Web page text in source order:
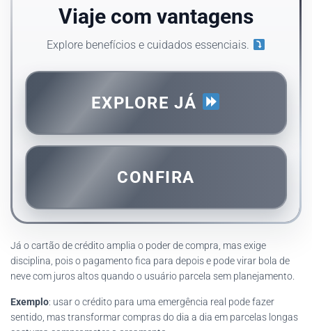
Viaje com vantagens
Explore benefícios e cuidados essenciais.
EXPLORE JÁ
CONFIRA
Já o cartão de crédito amplia o poder de compra, mas exige
disciplina, pois o pagamento fica para depois e pode virar bola de
neve com juros altos quando o usuário parcela sem planejamento.
Exemplo: usar o crédito para uma emergência real pode fazer
sentido, mas transformar compras do dia a dia em parcelas longas